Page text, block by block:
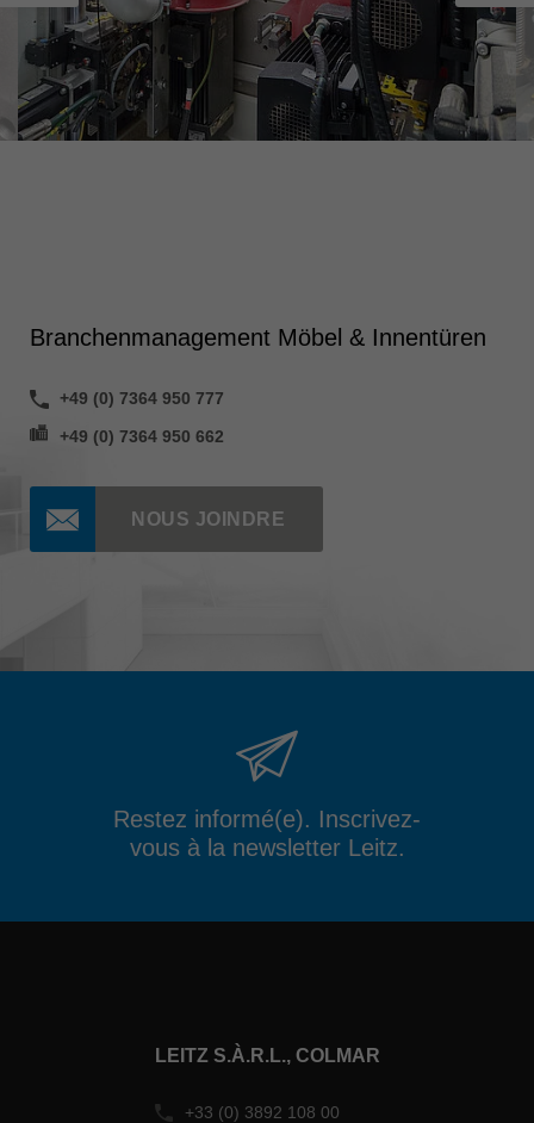
Branchenmanagement Möbel & Innentüren
+49 (0) 7364 950 777
+49 (0) 7364 950 662
NOUS JOINDRE
Restez informé(e). Inscrivez-
vous à la newsletter Leitz.
LEITZ S.À.R.L., COLMAR
+33 (0) 3892 108 00